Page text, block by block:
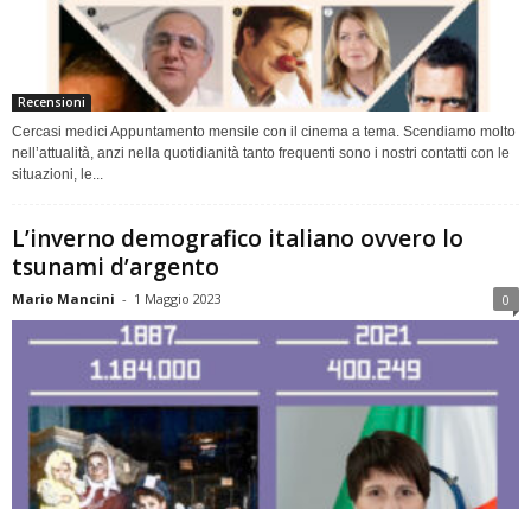
Recensioni
Cercasi medici Appuntamento mensile con il cinema a tema. Scendiamo molto
nell’attualità, anzi nella quotidianità tanto frequenti sono i nostri contatti con le
situazioni, le...
L’inverno demografico italiano ovvero lo
tsunami d’argento
Mario Mancini - 1 Maggio 2023 0